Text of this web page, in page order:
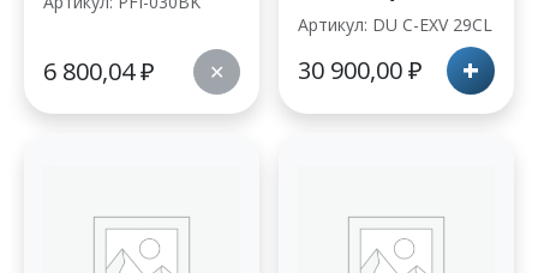
6 800,04₽ ✕
Артикул: DU C-EXV 29CL
30 900,00₽ +